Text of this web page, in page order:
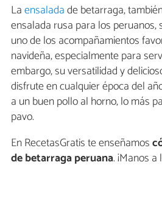
Laensaladade betarraga,
ensalada rusa para los peruanos,
uno de los acompañamientos
navideña, especialmente para
embargo, su versatilidad y
disfrute en cualquier época del
a un buen pollo al horno, lo más
pavo.
En RecetasGratis te enseñamos
de betarraga peruana. ¡Manos